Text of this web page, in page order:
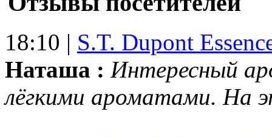
18:10 | S.T. Dupont
Наташа : Интересный
лёгкими ароматами. На